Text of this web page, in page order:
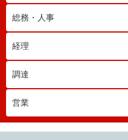
総務・人事
経理
調達
営業